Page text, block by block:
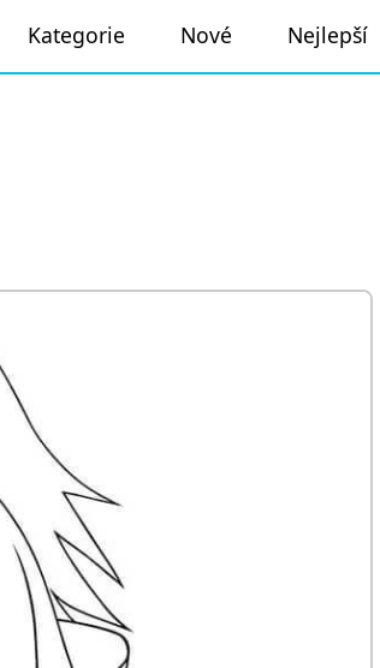
Kategorie Nové Nejlepší